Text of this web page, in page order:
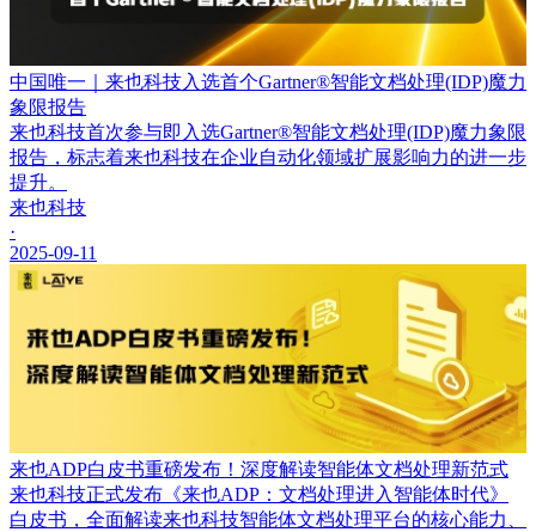
中国唯一｜来也科技入选首个Gartner®智能文档处理(IDP)魔力
象限报告
来也科技首次参与即入选Gartner®智能文档处理(IDP)魔力象限
报告，标志着来也科技在企业自动化领域扩展影响力的进一步
提升。
来也科技
·
2025-09-11
来也ADP白皮书重磅发布！深度解读智能体文档处理新范式
来也科技正式发布《来也ADP：文档处理进入智能体时代》
白皮书，全面解读来也科技智能体文档处理平台的核心能力、